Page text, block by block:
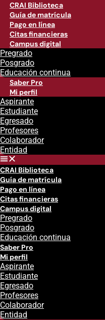
CRAI Biblioteca
Guía de matrícula
Pago en línea
Citas financieras
Campus digital
Pregrado
Posgrado
Educación continua
Saber Pro
Mi perfil
Aspirante
Estudiante
Egresado
Profesores
Colaborador
Entidad
CRAI Biblioteca
Guía de matrícula
Pago en línea
Citas financieras
Campus digital
Pregrado
Posgrado
Educación continua
Saber Pro
Mi perfil
Aspirante
Estudiante
Egresado
Profesores
Colaborador
Entidad